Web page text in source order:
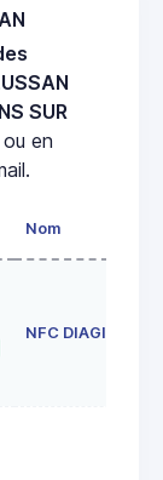
SUR
ou en
Nom
NFC DIAGIMMO